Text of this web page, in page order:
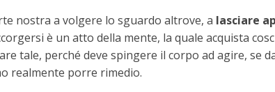
nostra a volgere lo sguardo altrove, a lasciare
è un atto della mente, la quale acquista
tale, perché deve spingere il corpo ad agire, se
realmente porre rimedio.